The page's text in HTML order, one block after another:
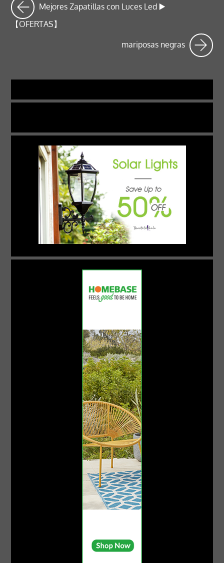
Mejores Zapatillas con Luces Led ▶️
【OFERTAS】
mariposas negras